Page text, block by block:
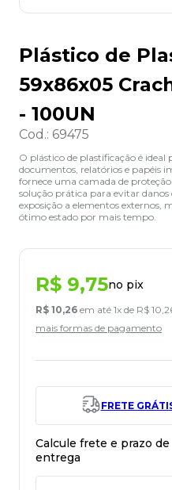
Plástico de
59x86x05
- 100UN
Cod.: 69475
O plástico de plastificação é
documentos, relatórios e papéis
fornece uma camada de
solução prática para evitar
exposição a elementos externos,
ótimo estado por mais tempo.
R$ 9,75no pix
R$ 10,26 em até 1x de R$ 10,
mais formas de pagamento
FRETE